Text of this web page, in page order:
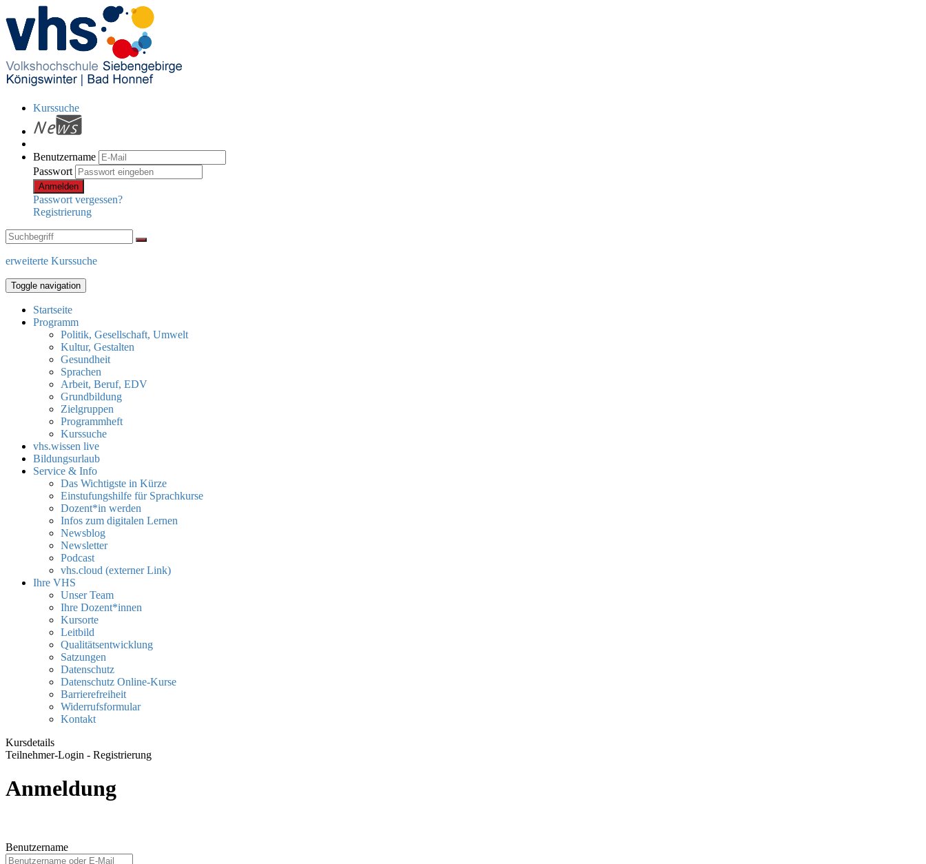
Kurssuche
Benutzername
Passwort
Anmelden
Passwort vergessen?
Registrierung
erweiterte Kurssuche
Toggle navigation
Startseite
Programm
Politik, Gesellschaft, Umwelt
Kultur, Gestalten
Gesundheit
Sprachen
Arbeit, Beruf, EDV
Grundbildung
Zielgruppen
Programmheft
Kurssuche
vhs.wissen live
Bildungsurlaub
Service & Info
Das Wichtigste in Kürze
Einstufungshilfe für Sprachkurse
Dozent*in werden
Infos zum digitalen Lernen
Newsblog
Newsletter
Podcast
vhs.cloud (externer Link)
Ihre VHS
Unser Team
Ihre Dozent*innen
Kursorte
Leitbild
Qualitätsentwicklung
Satzungen
Datenschutz
Datenschutz Online-Kurse
Barrierefreiheit
Widerrufsformular
Kontakt
Kursdetails
Teilnehmer-Login - Registrierung
Anmeldung
Benutzername